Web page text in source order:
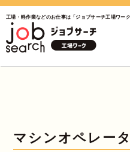
工場・軽作業などのお仕事は「ジョブサーチ工場ワーク
マシンオペレー